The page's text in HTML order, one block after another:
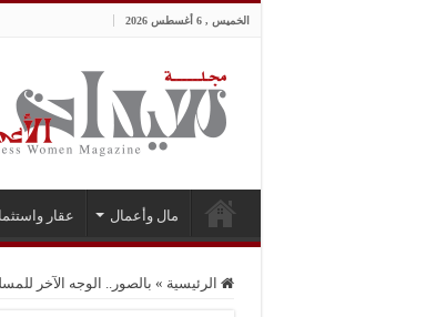
الخميس , 6 أغسطس 2026
مال وأعمال عقار
الرئيسية » بالصور.. الوجه الآخر